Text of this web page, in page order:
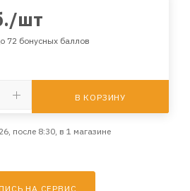
/шт
72 бонусных баллов
В КОРЗИНУ
после 8:30, в 1 магазине
НА СЕРВИС